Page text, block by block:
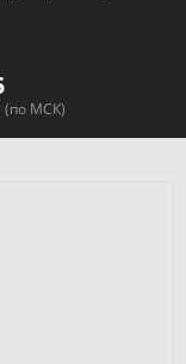
(по МСК)